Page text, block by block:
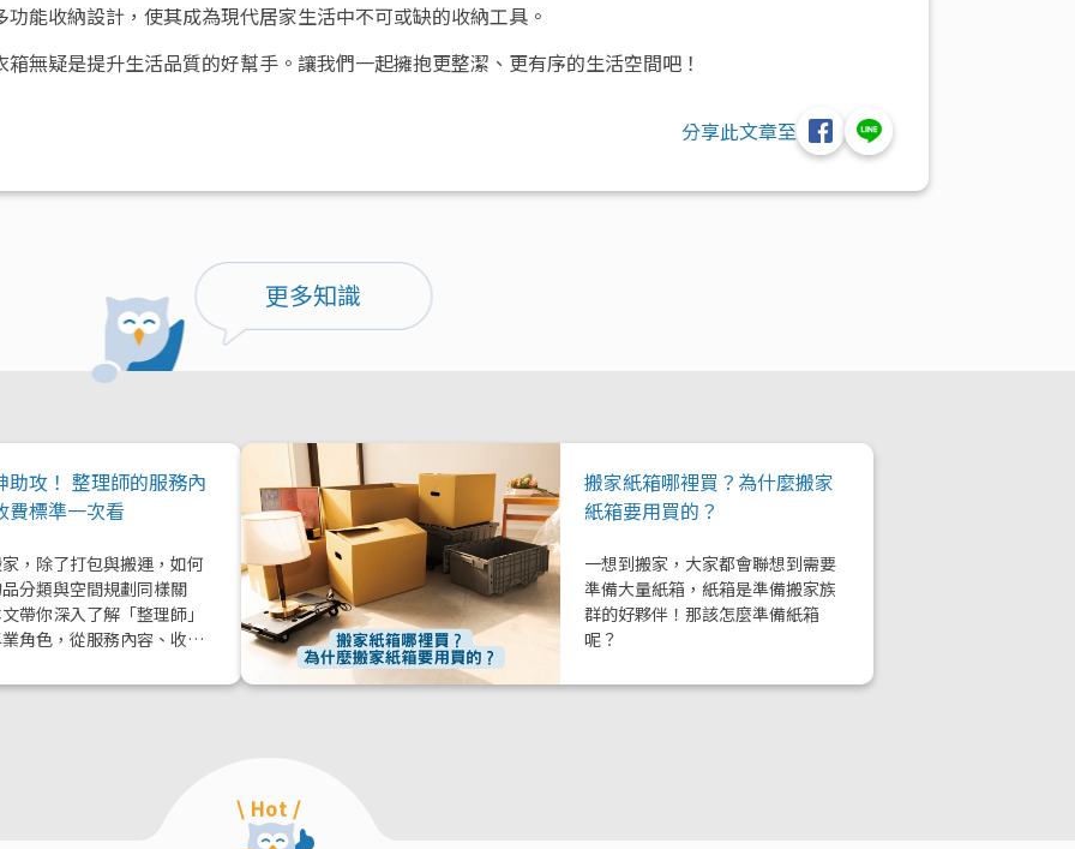
能收納設計，使其成為現代居家生活中不可或缺的收納工具。
無疑是提升生活品質的好幫手。讓我們一起擁抱更整潔、更有序的生活空間吧！
分享此文章至
更多知識
助攻！ 整理師的服務內
費標準一次看
，除了打包與搬運，如何
分類與空間規劃同樣關
帶你深入了解「整理師」
角色，從服務內容、收費
益，一次解析！
搬家紙箱哪裡買？為什麼搬家
紙箱要用買的？
一想到搬家，大家都會聯想到需要
準備大量紙箱，紙箱是準備搬家族
群的好夥伴！那該怎麼準備紙箱
呢？
\ Hot /